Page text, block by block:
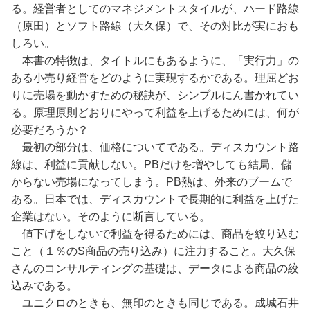
る。経営者としてのマネジメントスタイルが、ハード路線
（原田）とソフト路線（大久保）で、その対比が実におも
しろい。
本書の特徴は、タイトルにもあるように、「実行力」の
ある小売り経営をどのように実現するかである。理屈どお
りに売場を動かすための秘訣が、シンプルにん書かれてい
る。原理原則どおりにやって利益を上げるためには、何が
必要だろうか？
最初の部分は、価格についてである。ディスカウント路
線は、利益に貢献しない。PBだけを増やしても結局、儲
からない売場になってしまう。PB熱は、外来のブームで
ある。日本では、ディスカウントで長期的に利益を上げた
企業はない。そのように断言している。
値下げをしないで利益を得るためには、商品を絞り込む
こと（１％のS商品の売り込み）に注力すること。大久保
さんのコンサルティングの基礎は、データによる商品の絞
込みである。
ユニクロのときも、無印のときも同じである。成城石井